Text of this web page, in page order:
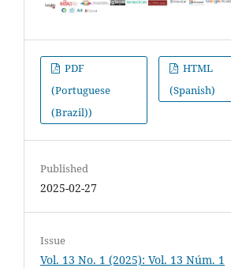
PDF
(Portuguese
(Brazil))
HTML
(Spanish)
Published
2025-02-27
Issue
Vol. 13 No. 1 (2025): Vol. 13 Núm. 1